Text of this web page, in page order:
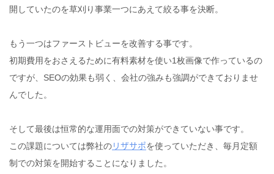
開していたのを草刈り事業一つにあえて絞る事を決断。
もう一つはファーストビューを改善する事です。
初期費用をおさえるために有料素材を使い1枚画像で作っているの
ですが、SEOの効果も弱く、会社の強みも強調ができておりませ
んでした。
そして最後は恒常的な運用面での対策ができていない事です。
この課題については弊社のリザサポを使っていただき、毎月定額
制での対策を開始することになりました。